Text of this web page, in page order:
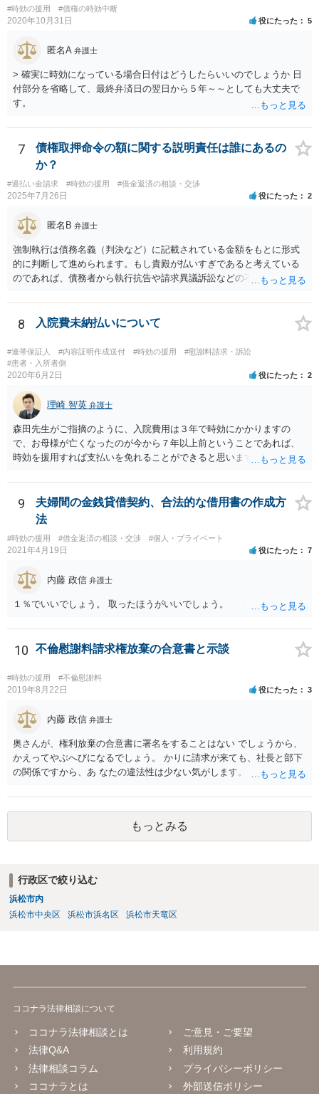
#時効の援用 #債権の時効中断
2020年10月31日 役にたった 5
匿名A 弁護士
> 確実に時効になっている場合日付はどうしたらいいのでしょうか 日
付部分を省略して、最終弁済日の翌日から５年～～としても大丈夫で
す。
7
債権取押命令の額に関する説明責任は誰にあるの
か？
#過払い金請求 #時効の援用 #借金返済の相談・交渉
2025年7月26日 役にたった 2
匿名B 弁護士
強制執行は債務名義（判決など）に記載されている金額をもとに形式
的に判断して進められます。もし貴殿が払いすぎであると考えている
のであれば、債務者から執行抗告や請求異議訴訟などの不服申立手段
側が動く必要があります。
8 入院費未納払いについて
#連帯保証人 #内容証明作成送付 #時効の援用
#慰謝料請求・訴訟
#患者・入所者側
2020年6月2日 役にたった 2
理崎 智英 弁護士
森田先生がご指摘のように、入院費用は３年で時効にかかりますの
で、お母様が亡くなったのが今から７年以上前ということであれば、
時効を援用すれば支払いを免れることができると思います。 そのた
容証明郵便を送るようにしてください。
9
夫婦間の金銭貸借契約、合法的な借用書の作成方
法
#時効の援用 #借金返済の相談・交渉 #個人・プライベート
2021年4月19日 役にたった 7
内藤 政信 弁護士
１％でいいでしょう。 取ったほうがいいでしょう。
10 不倫慰謝料請求権放棄の合意書と示談
#時効の援用 #不倫慰謝料
2019年8月22日 役にたった 3
内藤 政信 弁護士
奥さんが、権利放棄の合意書に署名をすることはない でしょうから、
かえってやぶへびになるでしょう。 かりに請求が来ても、社長と部下
の関係ですから、あ なたの違法性は少ない気がします。 また、社長も
り少ないと思いますね。 放置がいいと思いますよ。
もっとみる
行政区で絞り込む
浜松市内
浜松市中央区
浜松市浜名区 浜松市天竜区
ココナラ法律相談について
ココナラ法律相談とは
法律Q&A
法律相談コラム
ココナラとは
ご意見・ご要望
利用規約
プライバシーポリシー
外部送信ポリシー